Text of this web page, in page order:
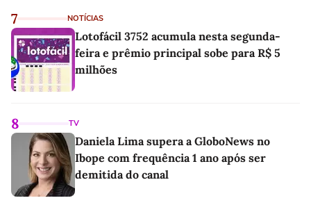
7 NOTÍCIAS
Lotofácil 3752 acumula nesta segunda-
feira e prêmio principal sobe para R$ 5
milhões
8 TV
Daniela Lima supera a GloboNews no
Ibope com frequência 1 ano após ser
demitida do canal